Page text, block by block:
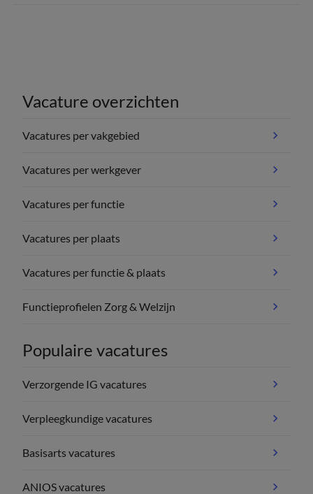
Vacature overzichten
Vacatures per vakgebied
Vacatures per werkgever
Vacatures per functie
Vacatures per plaats
Vacatures per functie & plaats
Functieprofielen Zorg & Welzijn
Populaire vacatures
Verzorgende IG vacatures
Verpleegkundige vacatures
Basisarts vacatures
ANIOS vacatures